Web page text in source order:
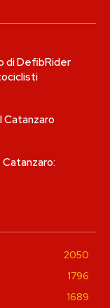
di DefibRider
Catanzaro
2050
1796
1689